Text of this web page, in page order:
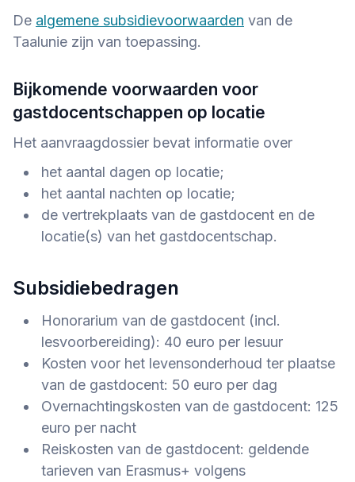
De algemene subsidievoorwaarden van de
Taalunie zijn van toepassing.
Bijkomende voorwaarden voor
gastdocentschappen op locatie
Het aanvraagdossier bevat informatie over
het aantal dagen op locatie;
het aantal nachten op locatie;
de vertrekplaats van de gastdocent en de
locatie(s) van het gastdocentschap.
Subsidiebedragen
Honorarium van de gastdocent (incl.
lesvoorbereiding): 40 euro per lesuur
Kosten voor het levensonderhoud ter plaatse
van de gastdocent: 50 euro per dag
Overnachtingskosten van de gastdocent: 125
euro per nacht
Reiskosten van de gastdocent: geldende
tarieven van Erasmus+ volgens